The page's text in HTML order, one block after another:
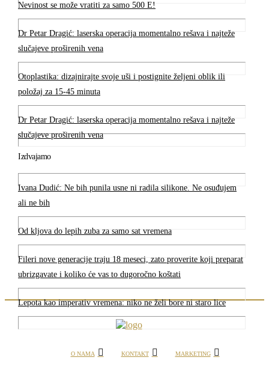
Nevinost se može vratiti za samo 500 E!
Dr Petar Dragić: laserska operacija momentalno rešava i najteže
slučajeve proširenih vena
Otoplastika: dizajnirajte svoje uši i postignite željeni oblik ili
položaj za 15-45 minuta
Dr Petar Dragić: laserska operacija momentalno rešava i najteže
slučajeve proširenih vena
Izdvajamo
Ivana Dudić: Ne bih punila usne ni radila silikone. Ne osuđujem
ali ne bih
Od kljova do lepih zuba za samo sat vremena
Fileri nove generacije traju 18 meseci, zato proverite koji preparat
ubrizgavate i koliko će vas to dugoročno koštati
Lepota kao imperativ vremena: niko ne želi bore ni staro lice
O NAMA KONTAKT MARKETING